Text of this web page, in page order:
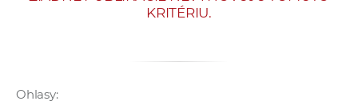
KRITÉRIU.
Ohlasy: